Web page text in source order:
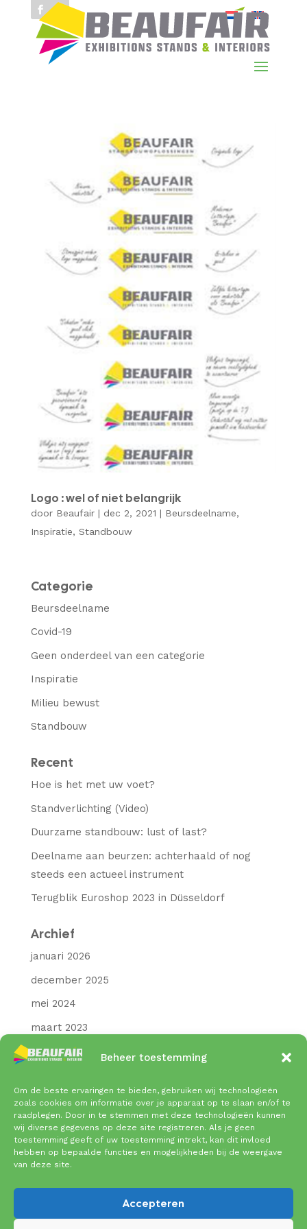
Beheer toestemming
Om de beste ervaringen te bieden, gebruiken wij technologieën
zoals cookies om informatie over je apparaat op te slaan en/of te
raadplegen. Door in te stemmen met deze technologieën kunnen
wij diverse gegevens op deze site registreren. Als je geen
toestemming geeft of uw toestemming intrekt, kan dit invloed
hebben op bepaalde functies en mogelijkheden bij de weergave
van deze site.
Accepteren
Logo : wel of niet belangrijk
door Beaufair| dec 2, 2021 | Beursdeelname,
Inspiratie, Standbouw
Categorie
Beursdeelname
Covid-19
Geen onderdeel van een categorie
Inspiratie
Milieu bewust
Standbouw
Recent
Hoe is het met uw voet?
Standverlichting (Video)
Duurzame standbouw: lust of last?
Deelname aan beurzen: achterhaald of nog
steeds een actueel instrument
Terugblik Euroshop 2023 in Düsseldorf
Archief
januari 2026
december 2025
mei 2024
maart 2023
december 2021
december 2020
november 2020
oktober 2020
september 2020